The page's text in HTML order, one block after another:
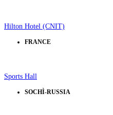
Hilton Hotel (CNIT)
FRANCE
Sports Hall
SOCHÌ-RUSSIA